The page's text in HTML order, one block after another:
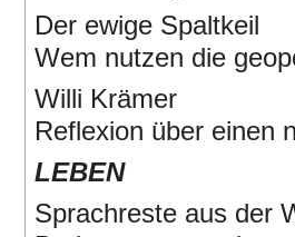
Der ewige Spaltkeil
Wem nutzen die
Willi Krämer
Reflexion über einen
LEBEN
Sprachreste aus der